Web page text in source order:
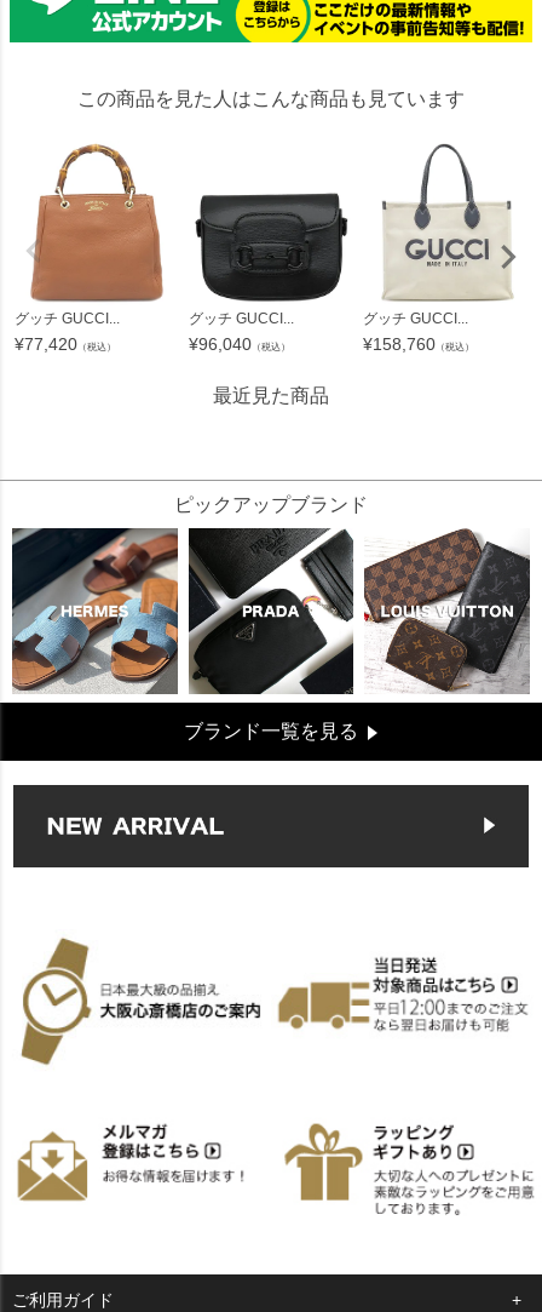
この商品を見た人はこんな商品も見ています
グッチ GUCCI...
¥77,420 （税込）
グッチ GUCCI...
¥96,040 （税込）
グッチ GUCCI...
¥158,760 （税込）
最近見た商品
ピックアップブランド
ブランド一覧を見る
ご利用ガイド